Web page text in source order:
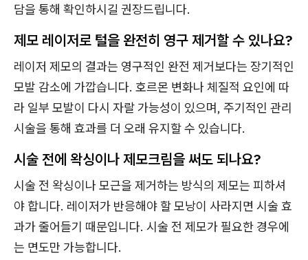
담을 통해 확인하시길 권장드립니다.
제모 레이저로 털을 완전히 영구 제거할 수 있나요?
레이저 제모의 결과는 영구적인 완전 제거보다는 장기적인
모발 감소에 가깝습니다. 호르몬 변화나 체질적 요인에 따
라 일부 모발이 다시 자랄 가능성이 있으며, 주기적인 관리
시술을 통해 효과를 더 오래 유지할 수 있습니다.
시술 전에 왁싱이나 제모크림을 써도 되나요?
시술 전 왁싱이나 모근을 제거하는 방식의 제모는 피하셔
야 합니다. 레이저가 반응해야 할 모낭이 사라지면 시술 효
과가 줄어들기 때문입니다. 시술 전 제모가 필요한 경우에
는 면도만 가능합니다.